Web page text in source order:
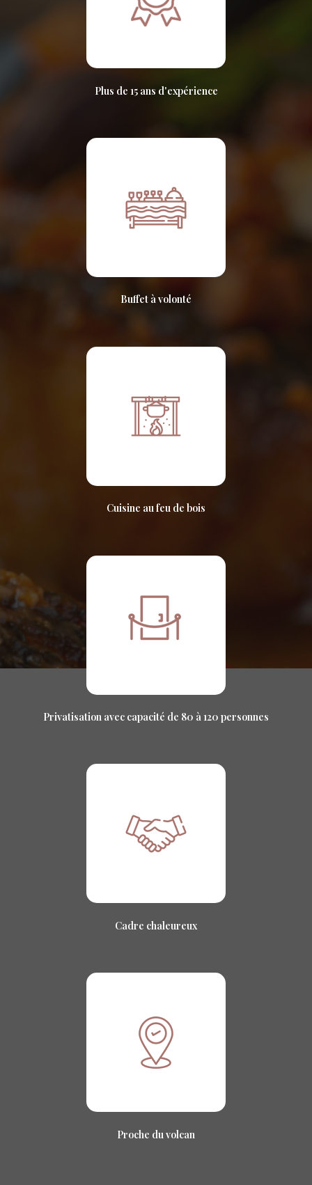
Plus de 15 ans d'expérience
Buffet à volonté
Cuisine au feu de bois
Privatisation avec capacité de 80 à 120 personnes
Cadre chaleureux
Proche du volcan